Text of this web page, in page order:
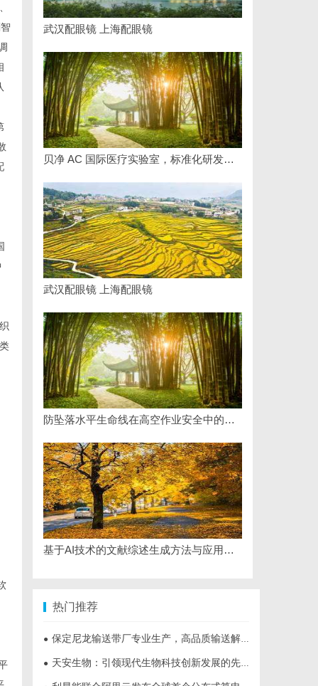
武汉配眼镜 上海配眼镜
贝净 AC 国际医疗实验室，标准化研发体系全解析
武汉配眼镜 上海配眼镜
防坠落水平生命线在高空作业安全中的关键作用与应用解析
基于AI技术的文献综述生成方法与应用研究综述
热门推荐
● 保定尼龙输送带厂专业生产，高品质输送解决方案
● 天安生物：引领现代生物科技创新发展的先锋企业